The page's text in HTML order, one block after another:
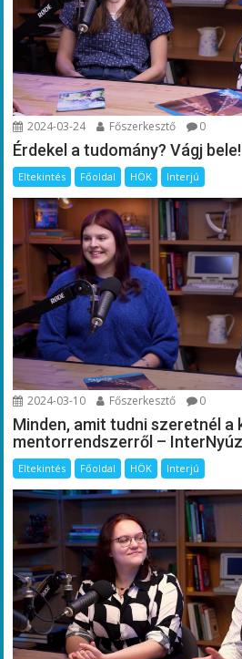
2024-03-24 Főszerkesztő 0
Érdekel a tudomány? Vágj
Eltekintés Főoldal HÖK Interjú
2024-03-10 Főszerkesztő 0
Minden, amit tudni szeretnél a
mentorrendszerről – InterNyúz
Eltekintés Főoldal HÖK Interjú